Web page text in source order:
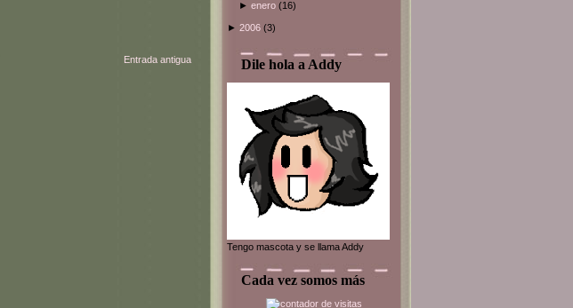
Entrada antigua
►enero(16)
► 2006 (3)
Dile hola a Addy
Tengo mascota y se llama Addy
Cada vez somos más